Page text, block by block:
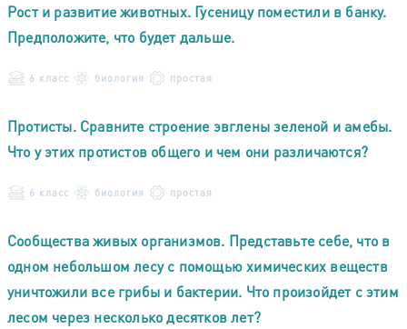
Рост и развитие животных. Гусеницу поместили в банку.
Предположите, что будет дальше.
6 класс биология простая
Протисты. Сравните строение эвглены зеленой и амебы.
Что у этих протистов общего и чем они различаются?
6 класс биология простая
Сообщества живых организмов. Представьте себе, что в
одном небольшом лесу с помощью химических веществ
уничтожили все грибы и бактерии. Что произойдет с этим
лесом через несколько десятков лет?